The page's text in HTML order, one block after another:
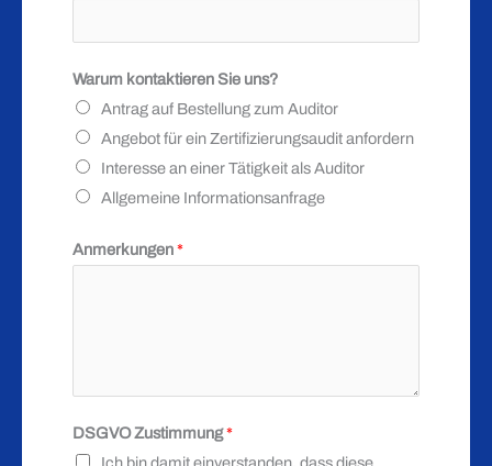
Warum kontaktieren Sie uns?
Antrag auf Bestellung zum Auditor
Angebot für ein Zertifizierungsaudit anfordern
Interesse an einer Tätigkeit als Auditor
Allgemeine Informationsanfrage
Anmerkungen*
a
DSGVO Zustimmung*
Ich bin damit einverstanden, dass diese